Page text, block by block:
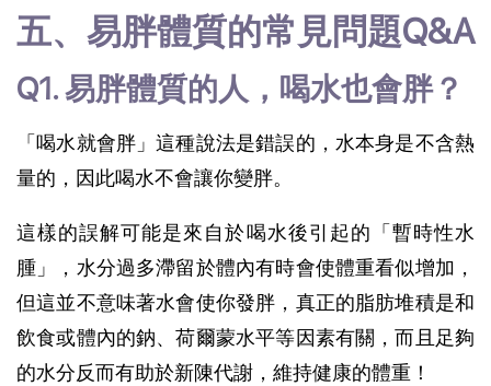
五、易胖體質的常見問題Q&A
Q1. 易胖體質的人，喝水也會胖？
「喝水就會胖」這種說法是錯誤的，水本身是不含熱
量的，因此喝水不會讓你變胖。
這樣的誤解可能是來自於喝水後引起的「暫時性水
腫」，水分過多滯留於體內有時會使體重看似增加，
但這並不意味著水會使你發胖，真正的脂肪堆積是和
飲食或體內的鈉、荷爾蒙水平等因素有關，而且足夠
的水分反而有助於新陳代謝，維持健康的體重！